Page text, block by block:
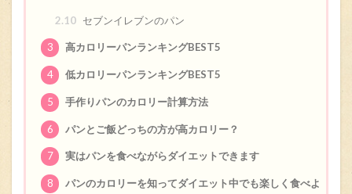
2.10 セブンイレブンのパン
3 高カロリーパンランキングBEST5
4 低カロリーパンランキングBEST5
5 手作りパンのカロリー計算方法
6 パンとご飯どっちの方が高カロリー？
7 実はパンを食べながらダイエットできます
8
パンのカロリーを知ってダイエット中でも楽しく食べよ